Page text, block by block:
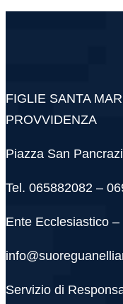
FIGLIE SANTA
PROVVIDENZA
Piazza San
Tel. 065882082 –
Ente Ecclesiastico –
Servizio di